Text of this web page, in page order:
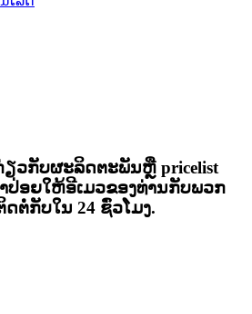
ວ​ກັບ​ຜະ​ລິດ​ຕະ​ພັນ​ຫຼື pricelist
ປ່ອຍ​ໃຫ້​ອີ​ເມວ​ຂອງ​ທ່ານ​ກັບ​ພວກ​
ຕໍ່​ກັບ​ໃນ 24 ຊົ່ວ​ໂມງ​.